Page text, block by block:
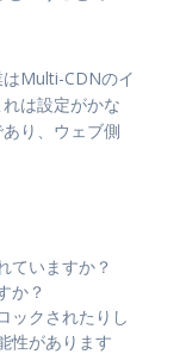
Multi-CDNのイ
は設定がかな
り、ウェブ側
ていますか？
か？
ックされたりし
性があります